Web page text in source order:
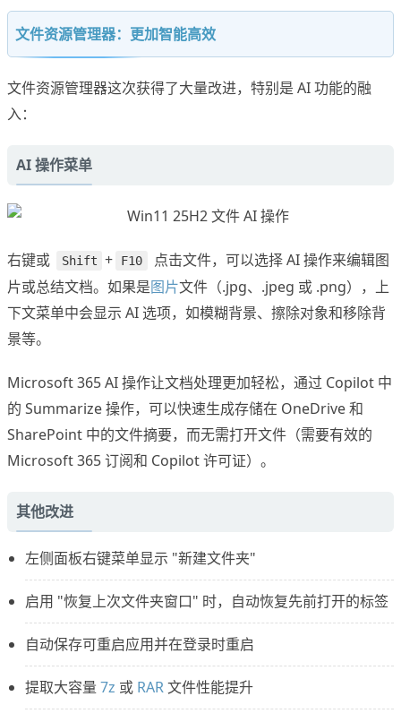
文件资源管理器：更加智能高效
文件资源管理器这次获得了大量改进，特别是 AI 功能的融
入：
AI 操作菜单
右键或 Shift + F10
点击文件，可以选择 AI 操作来编辑图
片或总结文档。如果是图片文件（.jpg、.jpeg 或 .png），上
下文菜单中会显示 AI 选项，如模糊背景、擦除对象和移除背
景等。
Microsoft 365 AI 操作让文档处理更加轻松，通过 Copilot 中
的 Summarize 操作，可以快速生成存储在 OneDrive 和
SharePoint 中的文件摘要，而无需打开文件（需要有效的
Microsoft 365 订阅和 Copilot 许可证）。
其他改进
左侧面板右键菜单显示 "新建文件夹"
启用 "恢复上次文件夹窗口" 时，自动恢复先前打开的标签
自动保存可重启应用并在登录时重启
提取大容量 7z 或 RAR文件性能提升